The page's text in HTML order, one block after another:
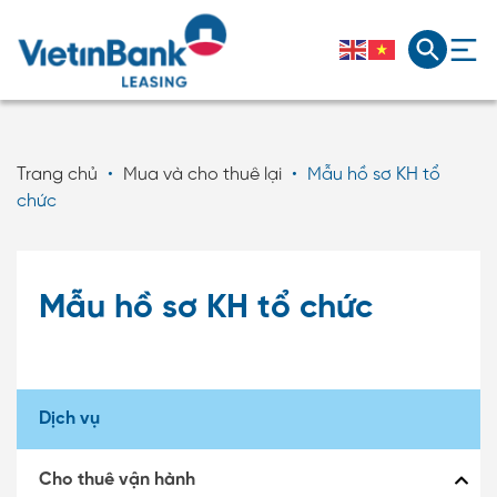
Trang chủ • Mua và cho thuê lại •
Mẫu hồ sơ KH tổ
chức
Mẫu hồ sơ KH tổ chức
Dịch vụ
Cho thuê vận hành